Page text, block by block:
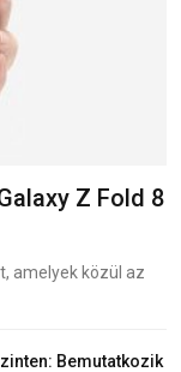
Z Fold 8
amelyek közül az
Bemutatkozik